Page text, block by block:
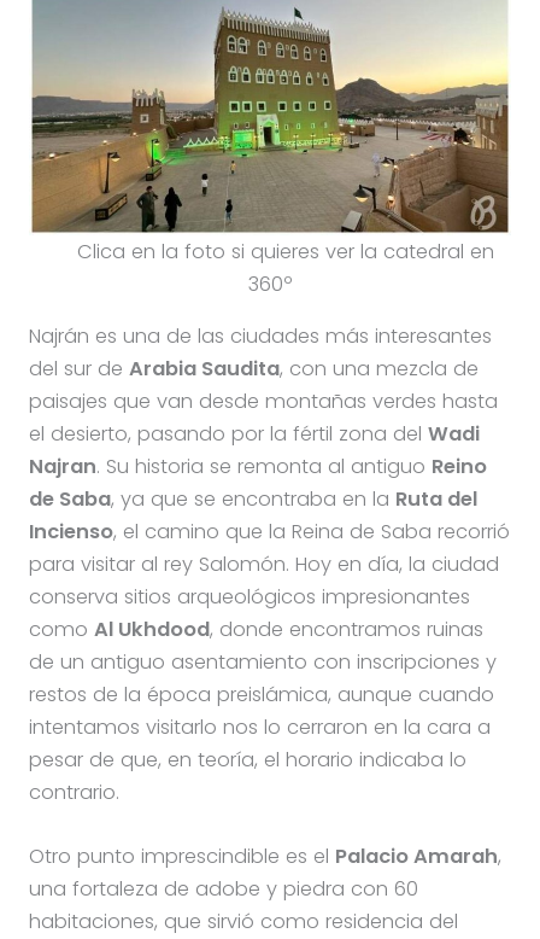
Clica en la foto si quieres ver la catedral en
360º
Najrán es una de las ciudades más interesantes
del sur de Arabia Saudita, con una mezcla de
paisajes que van desde montañas verdes hasta
el desierto, pasando por la fértil zona del Wadi
Najran. Su historia se remonta al antiguo Reino
de Saba, ya que se encontraba en la Ruta del
Incienso, el camino que la Reina de Saba recorrió
para visitar al rey Salomón. Hoy en día, la ciudad
conserva sitios arqueológicos impresionantes
como Al Ukhdood, donde encontramos ruinas
de un antiguo asentamiento con inscripciones y
restos de la época preislámica, aunque cuando
intentamos visitarlo nos lo cerraron en la cara a
pesar de que, en teoría, el horario indicaba lo
contrario.
Otro punto imprescindible es el Palacio Amarah,
una fortaleza de adobe y piedra con 60
habitaciones, que sirvió como residencia del